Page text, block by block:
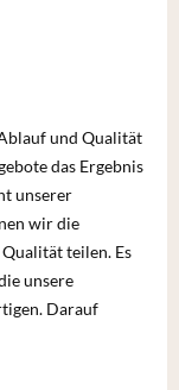
und Qualität
das Ergebnis
unserer
wir die
teilen. Es
unsere
Darauf